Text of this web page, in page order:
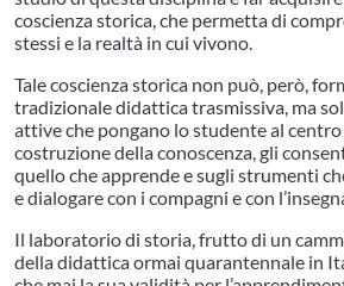
coscienza storica, che permetta di
stessi e la realtà in cui vivono.
Tale coscienza storica non può, però,
tradizionale didattica trasmissiva, ma
attive che pongano lo studente al
costruzione della conoscenza, gli
quello che apprende e sugli strumenti
e dialogare con i compagni e con
Il laboratorio di storia, frutto di un
della didattica ormai quarantennale in